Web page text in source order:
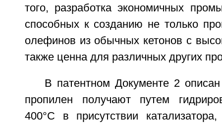
того, разработка экономичных
способных к созданию не только
олефинов из обычных кетонов с
также ценна для различных других
В патентном Документе 2
пропилен получают путем
400°C в присутствии